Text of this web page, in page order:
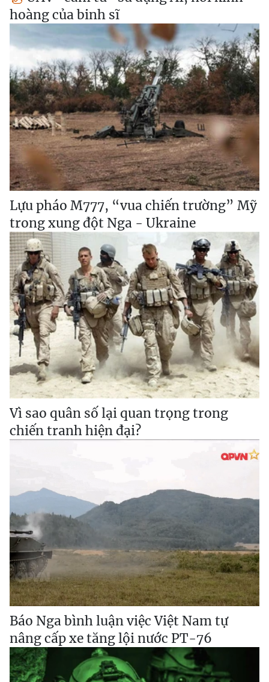
hoàng của binh sĩ
Lựu pháo M777, “vua chiến trường” Mỹ
trong xung đột Nga - Ukraine
Vì sao quân số lại quan trọng trong
chiến tranh hiện đại?
Báo Nga bình luận việc Việt Nam tự
nâng cấp xe tăng lội nước PT-76